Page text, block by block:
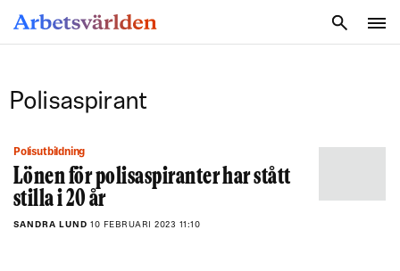
Polisaspirant
Polisutbildning
Lönen för polisaspiranter har stått
stilla i 20 år
SANDRA LUND 10 FEBRUARI 2023 11:10